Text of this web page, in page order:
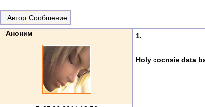
Автор Сообщение
Аноним
1.
Holy cocnsie data